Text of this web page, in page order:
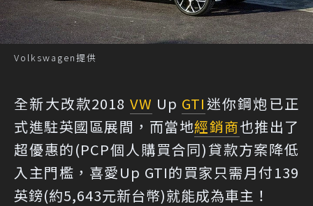
Volkswagen提供
全新大改款2018 VW Up GTI 迷你鋼炮已正
式進駐英國區展間，而當地經銷商也推出了
超優惠的(PCP個人購買合同)貸款方案降低
入主門檻，喜愛Up GTI的買家只需月付139
英鎊(約5,643元新台幣)就能成為車主！